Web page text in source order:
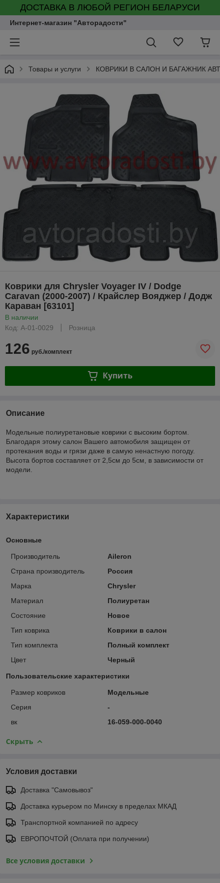
ДОСТАВКА В ЛЮБОЙ РЕГИОН БЕЛАРУСИ
Интернет-магазин "Авторадости"
Товары и услуги КОВРИКИ В САЛОН И БАГАЖНИК
Коврики для Chrysler Voyager IV / Dodge
Caravan (2000-2007) / Крайслер Вояджер / Додж
Караван [63101]
В наличии
Код: A-01-0029
Розница
126 руб./комплект
Купить
Описание
Модельные полиуретановые коврики с высоким бортом.
Благодаря этому салон Вашего автомобиля защищен от
протекания воды и грязи даже в самую ненастную погоду.
Высота бортов составляет от 2,5см до 5см, в зависимости от
модели.
Характеристики
Основные
Производитель
Aileron
Страна производитель
Россия
Марка
Chrysler
Материал
Полиуретан
Состояние
Новое
Тип коврика
Коврики в салон
Тип комплекта
Полный комплект
Цвет
Черный
Пользовательские характеристики
Размер ковриков
Модельные
Серия
-
вк
16-059-000-0040
Скрыть
Условия доставки
Доставка "Самовывоз"
Доставка курьером по Минску в пределах МКАД
Транспортной компанией по адресу
ЕВРОПОЧТОЙ (Оплата при получении)
Все условия доставки